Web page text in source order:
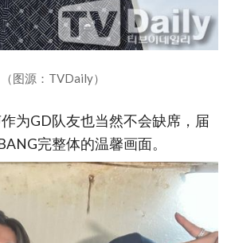
（图源：TVDaily）
为GD队友也当然不会缺席，届
完整体的温馨画面。